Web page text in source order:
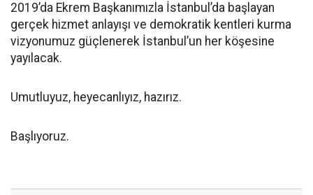
2019’da Ekrem Başkanımızla İstanbul’da başlayan
gerçek hizmet anlayışı ve demokratik kentleri kurma
vizyonumuz güçlenerek İstanbul’un her köşesine
yayılacak.
Umutluyuz, heyecanlıyız, hazırız.
Başlıyoruz.